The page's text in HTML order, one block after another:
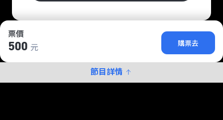
票價
500 元
購票去
節目詳情